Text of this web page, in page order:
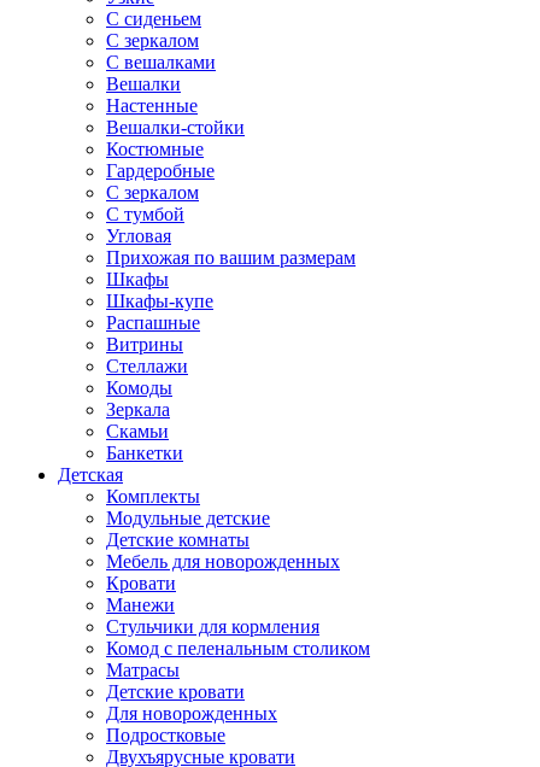
С сиденьем
С зеркалом
С вешалками
Вешалки
Настенные
Вешалки-стойки
Костюмные
Гардеробные
С зеркалом
С тумбой
Угловая
Прихожая по вашим размерам
Шкафы
Шкафы-купе
Распашные
Витрины
Стеллажи
Комоды
Зеркала
Скамьи
Банкетки
Детская
Комплекты
Модульные детские
Детские комнаты
Мебель для новорожденных
Кровати
Манежи
Стульчики для кормления
Комод с пеленальным столиком
Матрасы
Детские кровати
Для новорожденных
Подростковые
Двухъярусные кровати